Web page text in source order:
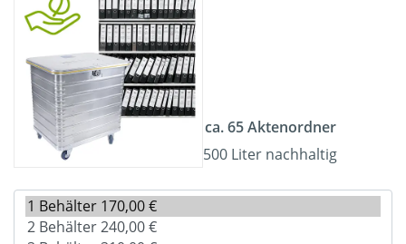
ca. 65 Aktenordner
500 Liter nachhaltig